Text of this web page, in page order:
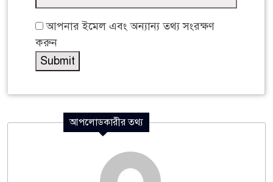
আপনার ইমেল এবং অন্যান্য তথ্য সংরক্ষণ
করুন
আপলোডকারীর তথ্য